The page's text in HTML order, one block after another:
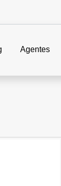
Agentes